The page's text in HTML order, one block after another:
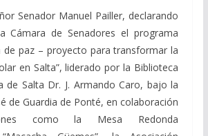
Manuel Pailler, declarando
Cámara de Senadores el programa
de paz – proyecto para transformar la
en Salta”, liderado por la Biblioteca
de Salta Dr. J. Armando Caro, bajo la
de Guardia de Ponté, en colaboración
como la Mesa Redonda